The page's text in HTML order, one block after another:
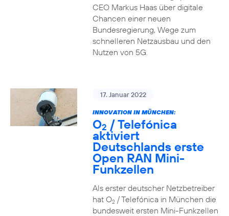
CEO Markus Haas über digitale
Chancen einer neuen
Bundesregierung, Wege zum
schnelleren Netzausbau und den
Nutzen von 5G.
17. Januar 2022
INNOVATION IN MÜNCHEN:
O2 / Telefónica
aktiviert
Deutschlands erste
Open RAN Mini-
Funkzellen
Als erster deutscher Netzbetreiber
hat O2/ Telefónica in München die
bundesweit ersten Mini-Funkzellen